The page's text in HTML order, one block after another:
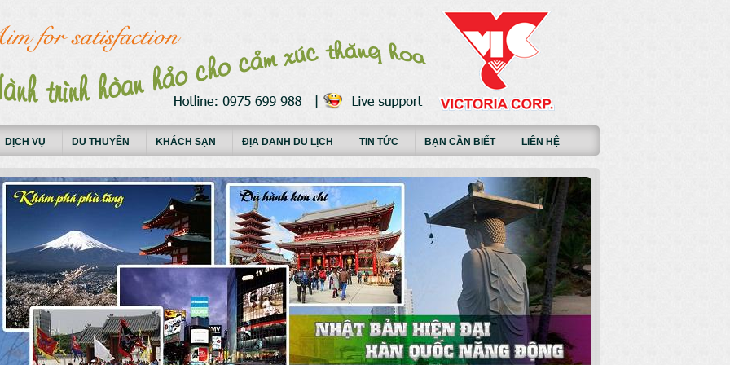
DỊCH VỤ DU THUYỀN KHÁCH SẠN ĐỊA DANH DU LỊCH TIN TỨC BẠN CẦN BIẾT LIÊN HỆ